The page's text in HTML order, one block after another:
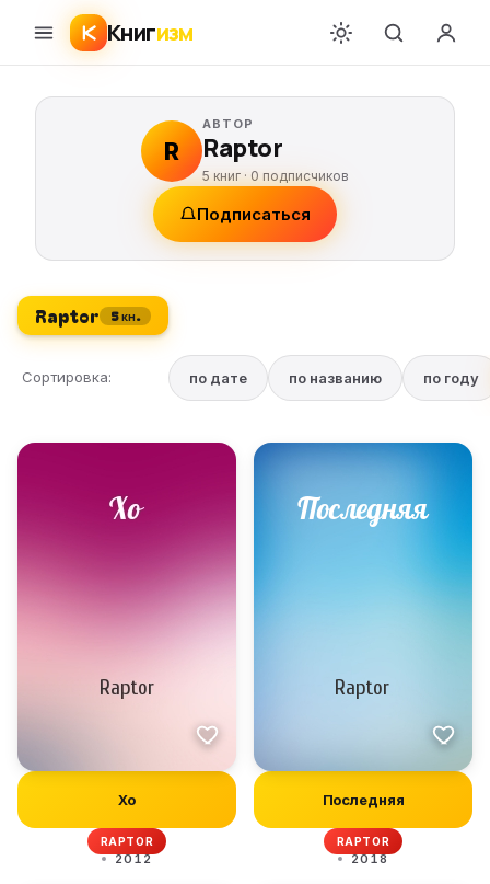
Книгизм
R
АВТОР
Raptor
5 книг · 0 подписчиков
Подписаться
Raptor 5 кн.
Сортировка: по дате по названию по году
Хо
RAPTOR
2012
Последняя
RAPTOR
2018